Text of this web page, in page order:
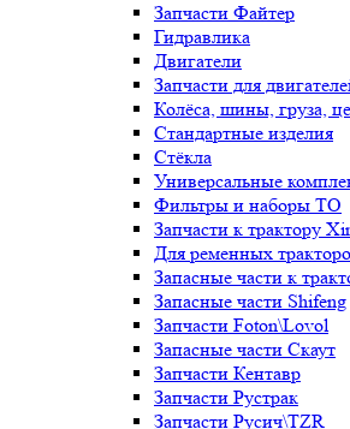
Запчасти Файтер
Гидравлика
Двигатели
Запчасти для
Колёса, шины, груза,
Стандартные изделия
Стёкла
Универсальные
Фильтры и наборы ТО
Запчасти к трактору
Для ременных
Запасные части к
Запасные части Shifeng
Запчасти Foton\Lovol
Запасные части Скаут
Запчасти Кентавр
Запчасти Рустрак
Запчасти Русич\TZR